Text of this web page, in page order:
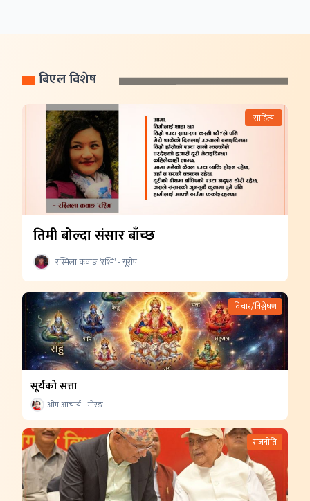
बिएल विशेष
साहित्य
तिमी बोल्दा संसार बाँच्छ
रस्मिला कवाङ ‘रश्मि’ - यूरोप
विचार/विश्लेषण
सूर्यको सत्ता
ओम आचार्य - मोरङ
राजनीति